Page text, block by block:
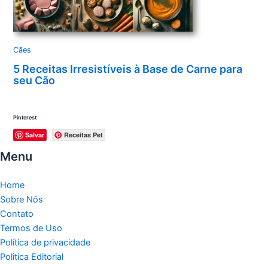
Cães
5 Receitas Irresistíveis à Base de Carne para
seu Cão
Pinterest
Salvar Receitas Pet
Menu
Home
Sobre Nós
Contato
Termos de Uso
Política de privacidade
Politica Editorial